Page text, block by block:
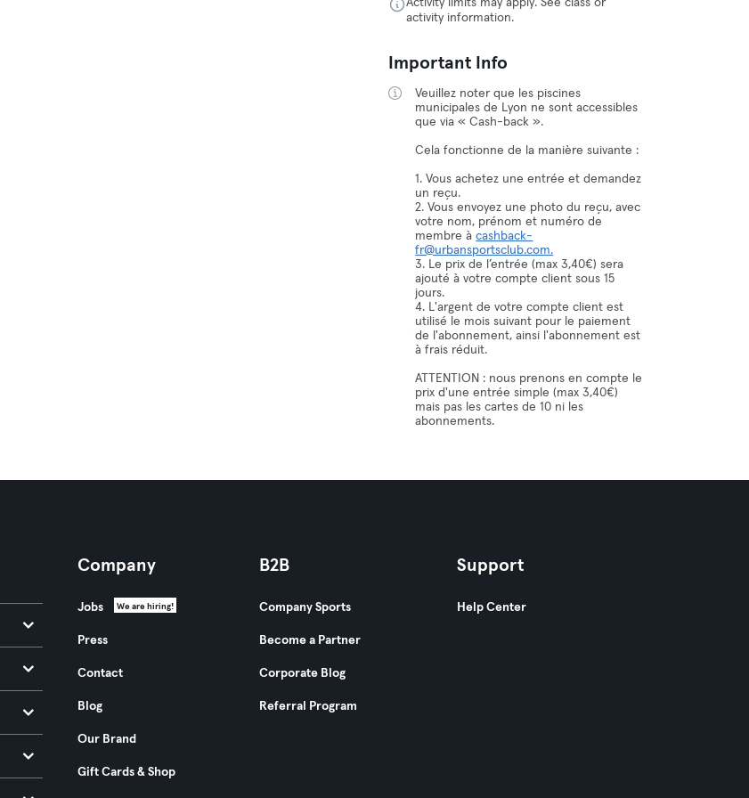
Activity limits may apply. See class or
activity information.
Important Info
Veuillez noter que les piscines
municipales de Lyon ne sont accessibles
que via « Cash-back ».
Cela fonctionne de la manière suivante :
1. Vous achetez une entrée et demandez
un reçu.
2. Vous envoyez une photo du reçu, avec
votre nom, prénom et numéro de
membre àcashback-
fr@urbansportsclub.com.
3. Le prix de l’entrée (max 3,40€) sera
ajouté à votre compte client sous 15
jours.
4. L'argent de votre compte client est
utilisé le mois suivant pour le paiement
de l'abonnement, ainsi l'abonnement est
à frais réduit.
ATTENTION : nous prenons en compte le
prix d'une entrée simple (max 3,40€)
mais pas les cartes de 10 ni les
abonnements.
Company
Jobs We are hiring!
Press
Contact
Blog
Our Brand
Gift Cards & Shop
B2B
Company Sports
Become a Partner
Corporate Blog
Referral Program
Support
Help Center